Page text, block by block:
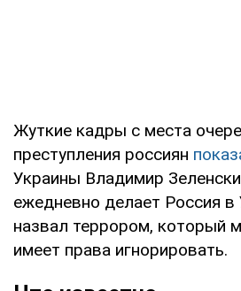
Жуткие кадры с места
преступления россиян
Украины Владимир
ежедневно делает Россия в
назвал террором, который
имеет права игнорировать.